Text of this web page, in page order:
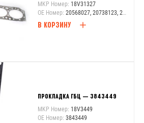
MKP Номер: 18V31327
OE Номер: 20568027, 20738123, 21431327, 8131200
В КОРЗИНУ
ПРОКЛАДКА ГБЦ — 3843449
MKP Номер: 18V3449
OE Номер: 3843449